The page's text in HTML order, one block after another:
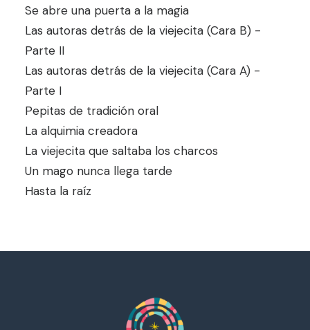
Se abre una puerta a la magia
Las autoras detrás de la viejecita (Cara B) -
Parte II
Las autoras detrás de la viejecita (Cara A) -
Parte I
Pepitas de tradición oral
La alquimia creadora
La viejecita que saltaba los charcos
Un mago nunca llega tarde
Hasta la raíz